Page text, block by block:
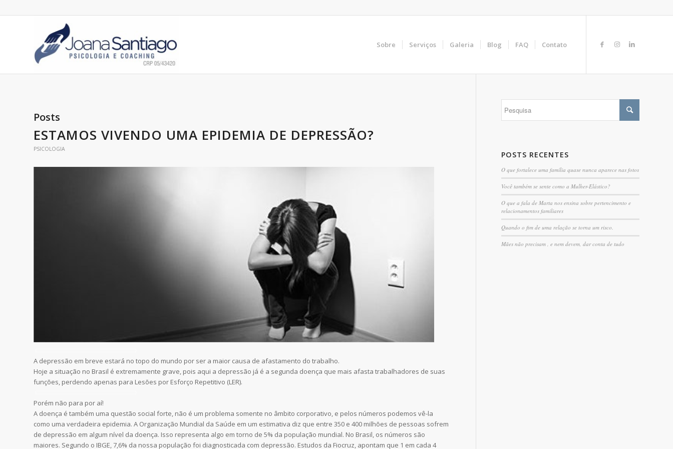
Sobre Serviços Galeria Blog FAQ Contato
Posts
ESTAMOS VIVENDO UMA EPIDEMIA DE DEPRESSÃO?
PSICOLOGIA
A depressão em breve estará no topo do mundo por ser a maior causa de afastamento do trabalho.
Hoje a situação no Brasil é extremamente grave, pois aqui a depressão já é a segunda doença que mais afasta trabalhadores de suas
funções, perdendo apenas para Lesões por Esforço Repetitivo (LER).
Porém não para por aí!
A doença é também uma questão social forte, não é um problema somente no âmbito corporativo, e pelos números podemos vê-la
como uma verdadeira epidemia. A Organização Mundial da Saúde em um estimativa diz que entre 350 e 400 milhões de pessoas sofrem
de depressão em algum nível da doença. Isso representa algo em torno de 5% da população mundial. No Brasil, os números são
maiores. Segundo o IBGE, 7,6% da nossa população foi diagnosticada com depressão. Estudos da Fiocruz, apontam que 1 em cada 4
POSTS RECENTES
O que fortalece uma família quase nunca aparece nas fotos
Você também se sente como a Mulher-Elástico?
O que a fala de Marta nos ensina sobre pertencimento e
relacionamentos familiares
Quando o fim de uma relação se torna um risco.
Mães não precisam , e nem devem, dar conta de tudo